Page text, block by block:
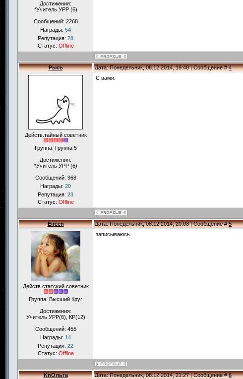
Достижения:
*Учитель УРР (6)
Сообщений: 2268
Награды: 54
Репутация: 78
Статус: Offline
Рысь Дата: Понедельник, 08.12.2014, 19:40 | Сообщение #4
Действ.тайный советник
Группа: Группа 5
Достижения:
*Учитель УРР (6)
Сообщений: 968
Награды: 20
Репутация: 23
Статус: Offline
С вами.
Eireen Дата: Понедельник, 08.12.2014, 20:08 | Сообщение #5
Действ.статский советник
Группа: Высший Круг
Достижения:
Учитель УРР(6), КР(12)
Сообщений: 455
Награды: 14
Репутация: 22
Статус: Offline
записываюсь
KnОльга Дата: Понедельник, 08.12.2014, 21:27 | Сообщение #6